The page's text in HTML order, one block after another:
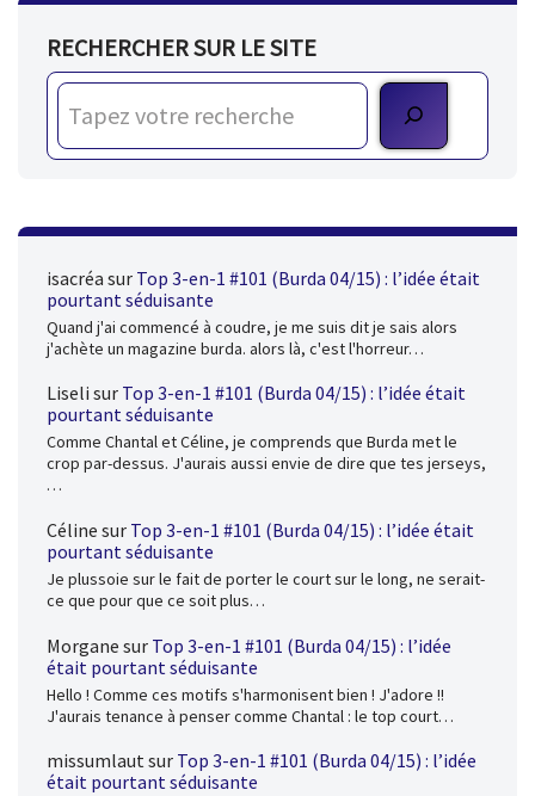
RECHERCHER SUR LE SITE
isacréa sur Top 3-en-1 #101 (Burda 04/15) : l’idée était
pourtant séduisante
Quand j'ai commencé à coudre, je me suis dit je sais alors
j'achète un magazine burda. alors là, c'est l'horreur…
Liseli sur Top 3-en-1 #101 (Burda 04/15) : l’idée était
pourtant séduisante
Comme Chantal et Céline, je comprends que Burda met le
crop par-dessus. J'aurais aussi envie de dire que tes jerseys,
…
Céline sur Top 3-en-1 #101 (Burda 04/15) : l’idée était
pourtant séduisante
Je plussoie sur le fait de porter le court sur le long, ne serait-
ce que pour que ce soit plus…
Morgane sur Top 3-en-1 #101 (Burda 04/15) : l’idée
était pourtant séduisante
Hello ! Comme ces motifs s'harmonisent bien ! J'adore !!
J'aurais tenance à penser comme Chantal : le top court…
missumlautsur Top 3-en-1 #101 (Burda 04/15) : l’idée
était pourtant séduisante